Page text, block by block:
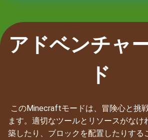
アドベンチャ
ド
このMinecraftモードは、冒険心と挑
ます。適切なツールとリソースがなけ
築したり、ブロックを配置したりする